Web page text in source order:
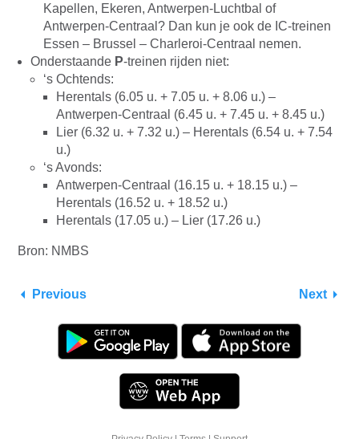
Kapellen, Ekeren, Antwerpen-Luchtbal of
Antwerpen-Centraal? Dan kun je ook de IC-treinen
Essen – Brussel – Charleroi-Centraal nemen.
Onderstaande P-treinen rijden niet:
‘s Ochtends:
Herentals (6.05 u. + 7.05 u. + 8.06 u.) –
Antwerpen-Centraal (6.45 u. + 7.45 u. + 8.45 u.)
Lier (6.32 u. + 7.32 u.) – Herentals (6.54 u. + 7.54
u.)
‘s Avonds:
Antwerpen-Centraal (16.15 u. + 18.15 u.) –
Herentals (16.52 u. + 18.52 u.)
Herentals (17.05 u.) – Lier (17.26 u.)
Bron: NMBS
Previous Next